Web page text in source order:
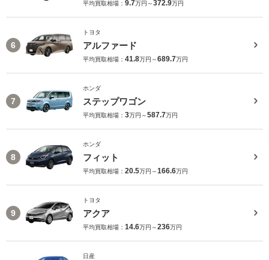
平均買取相場： 9.7万円～372.9万円
6
トヨタ
アルファード
平均買取相場： 41.8万円～689.7万円
7
ホンダ
ステップワゴン
平均買取相場： 3万円～587.7万円
8
ホンダ
フィット
平均買取相場： 20.5万円～166.6万円
9
トヨタ
アクア
平均買取相場： 14.6万円～236万円
日産